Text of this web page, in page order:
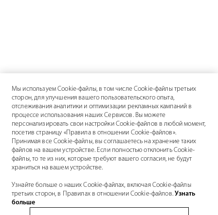
Мы используем Cookie-файлы, в том числе Cookie-файлы третьих
сторон, для улучшения вашего пользовательского опыта,
отслеживания аналитики и оптимизации рекламных кампаний в
процессе использования наших Сервисов. Вы можете
персонализировать свои настройки Cookie-файлов в любой момент,
посетив страницу «Правила в отношении Cookie-файлов».
Принимая все Cookie-файлы, вы соглашаетесь на хранение таких
файлов на вашем устройстве. Если полностью отклонить Cookie-
файлы, то те из них, которые требуют вашего согласия, не будут
храниться на вашем устройстве.
Узнайте больше о наших Cookie-файлах, включая Cookie-файлы
третьих сторон, в Правилах в отношении Cookie-файлов.Узнать
больше